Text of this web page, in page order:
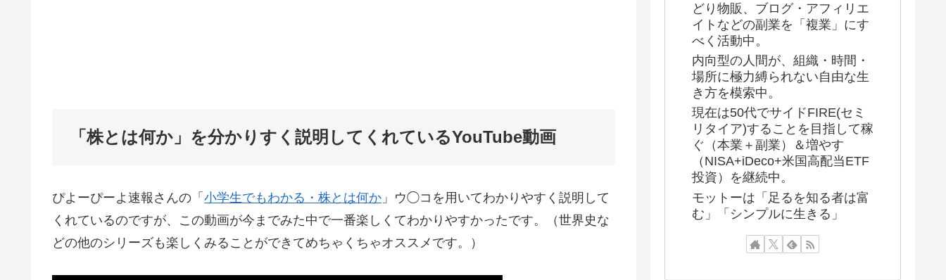
「株とは何か」を分かりすく説明してくれているYouTube動画
ぴよーぴーよ速報さんの「 小学生でもわかる・株とは何か 」ウ◯コを用いてわかりやすく説明して
くれているのですが、この動画が今までみた中で一番楽しくてわかりやすかったです。（世界史な
どの他のシリーズも楽しくみることができてめちゃくちゃオススメです。）
どり物販、ブログ・アフィリエ
イトなどの副業を「複業」にす
べく活動中。
内向型の人間が、組織・時間・
場所に極力縛られない自由な生
き方を模索中。
現在は50代でサイドFIRE(セミ
リタイア)することを目指して稼
ぐ（本業＋副業）＆増やす
（NISA+iDeco+米国高配当ETF
投資）を継続中。
モットーは「足るを知る者は富
む」「シンプルに生きる」